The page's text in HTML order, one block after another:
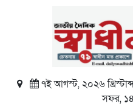
৭ই আগস্ট, ২০২৬
সফর,